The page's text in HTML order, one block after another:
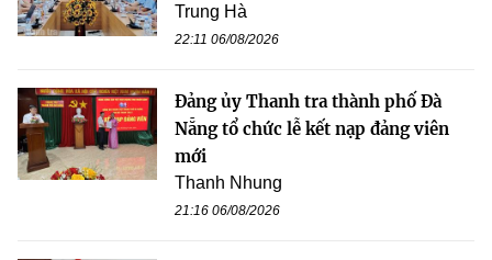
Trung Hà
22:11 06/08/2026
Đảng ủy Thanh tra thành phố Đà
Nẵng tổ chức lễ kết nạp đảng viên
mới
Thanh Nhung
21:16 06/08/2026